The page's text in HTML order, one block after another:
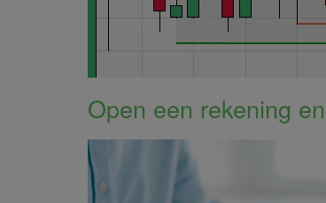
Open een rekening